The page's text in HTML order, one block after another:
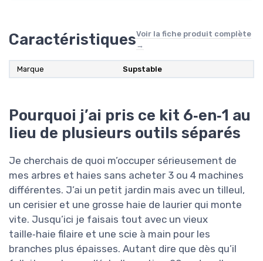
CaractéristiquesVoir la fiche produit complète
→
Marque Supstable
Pourquoi j’ai pris ce kit 6‑en‑1 au
lieu de plusieurs outils séparés
Je cherchais de quoi m’occuper sérieusement de
mes arbres et haies sans acheter 3 ou 4 machines
différentes. J’ai un petit jardin mais avec un tilleul,
un cerisier et une grosse haie de laurier qui monte
vite. Jusqu’ici je faisais tout avec un vieux
taille‑haie filaire et une scie à main pour les
branches plus épaisses. Autant dire que dès qu’il